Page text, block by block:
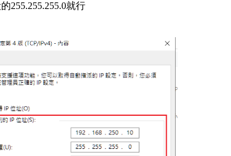
255.255.255.0就行